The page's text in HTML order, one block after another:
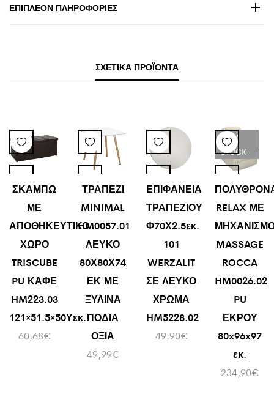
ΕΠΙΠΛΈΟΝ ΠΛΗΡΟΦΟΡΊΕΣ
ΣΧΕΤΙΚΆ ΠΡΟΪΌΝΤΑ
ΣΚΑΜΠΩ
ΜΕ
ΑΠΟΘΗΚΕΥΤΙΚΟ
ΧΩΡΟ
TRISCUBE
PU ΚΑΦΕ
HM223.03
121×51.5×50Υεκ.
60,68€
ΤΡΑΠΕΖΙ
MINIMAL
HM0057.01
ΛΕΥΚΟ
80Χ80Χ74
ΕΚ ΜΕ
ΞΥΛΙΝΑ
ΠΟΔΙΑ
ΟΞΙΑ
49,99€
ΕΠΙΦΑΝΕΙΑ
ΤΡΑΠΕΖΙΟΥ
Φ70Χ2.5εκ.
101
WERZALIT
ΣΕ ΛΕΥΚΟ
ΧΡΩΜΑ
HM5228.02
49,90€
LOW
STOCK
RELAX ΜΕ
MASSAGE
ROCCA
HM0026.02
PU
ΕΚΡΟΥ
80x96x97
εκ.
234,90€